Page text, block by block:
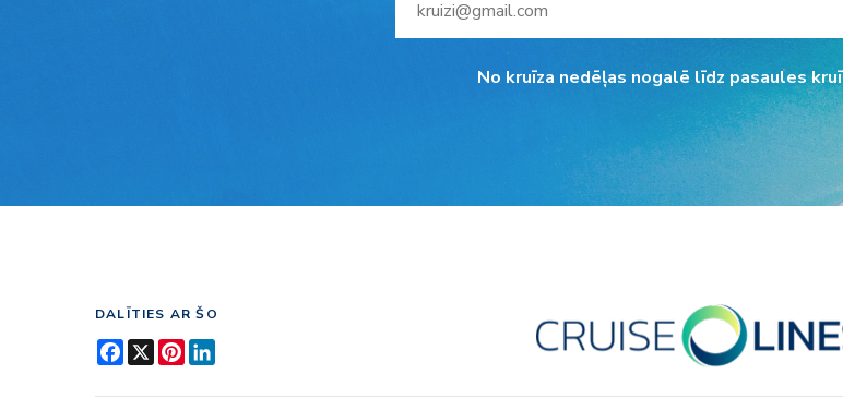
No kruīza nedēļas nogalē līdz pasaules
DALĪTIES AR ŠO
Facebook
X Pinterest